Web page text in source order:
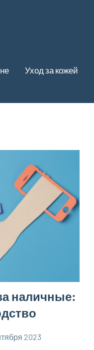
Уход за кожей
наличные:
2023